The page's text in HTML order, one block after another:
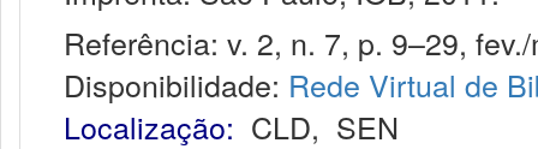
Referência: v. 2, n. 7, p. 9–29,
Disponibilidade: Rede Virtual de
Localização: CLD, SEN